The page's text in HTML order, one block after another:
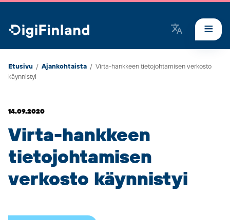
DigiFinland
Etusivu / Ajankohtaista / Virta-hankkeen tietojohtamisen verkosto
käynnistyi
14.09.2020
Virta-hankkeen
tietojohtamisen
verkosto käynnistyi